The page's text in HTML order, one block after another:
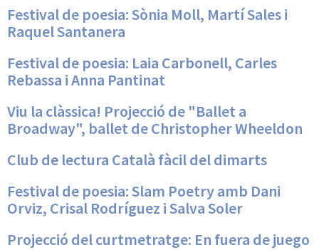
Festival de poesia: Sònia Moll, Martí Sales i
Raquel Santanera
Festival de poesia: Laia Carbonell, Carles
Rebassa i Anna Pantinat
Viu la clàssica! Projecció de "Ballet a
Broadway", ballet de Christopher Wheeldon
Club de lectura Català fàcil del dimarts
Festival de poesia: Slam Poetry amb Dani
Orviz, Crisal Rodríguez i Salva Soler
Projecció del curtmetratge: En fuera de juego